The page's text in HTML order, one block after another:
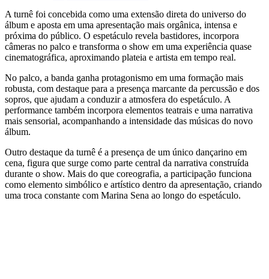
A turnê foi concebida como uma extensão direta do universo do
álbum e aposta em uma apresentação mais orgânica, intensa e
próxima do público. O espetáculo revela bastidores, incorpora
câmeras no palco e transforma o show em uma experiência quase
cinematográfica, aproximando plateia e artista em tempo real.
No palco, a banda ganha protagonismo em uma formação mais
robusta, com destaque para a presença marcante da percussão e dos
sopros, que ajudam a conduzir a atmosfera do espetáculo. A
performance também incorpora elementos teatrais e uma narrativa
mais sensorial, acompanhando a intensidade das músicas do novo
álbum.
Outro destaque da turnê é a presença de um único dançarino em
cena, figura que surge como parte central da narrativa construída
durante o show. Mais do que coreografia, a participação funciona
como elemento simbólico e artístico dentro da apresentação, criando
uma troca constante com Marina Sena ao longo do espetáculo.